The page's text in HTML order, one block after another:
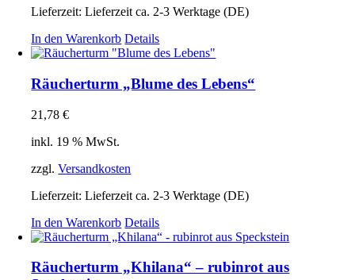
Lieferzeit:Lieferzeit ca. 2-3 Werktage (DE)
In den Warenkorb Details
Räucherturm „Blume des Lebens“
21,78€
inkl. 19 % MwSt.
zzgl.Versandkosten
Lieferzeit:Lieferzeit ca. 2-3 Werktage (DE)
In den Warenkorb Details
Räucherturm „Khilana“ – rubinrot aus